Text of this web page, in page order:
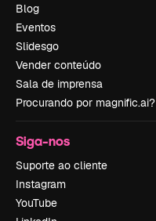
Blog
Eventos
Slidesgo
Vender conteúdo
Sala de imprensa
Procurando por magnific.ai?
Siga-nos
Suporte ao cliente
Instagram
YouTube